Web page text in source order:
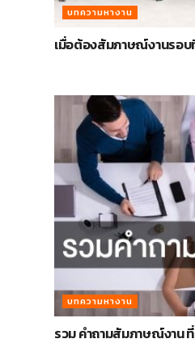
บทความหางาน
เมื่อต้องสัมภาษณ์งานรอบ
บทความหางาน
รวม คำถามสัมภาษณ์งาน